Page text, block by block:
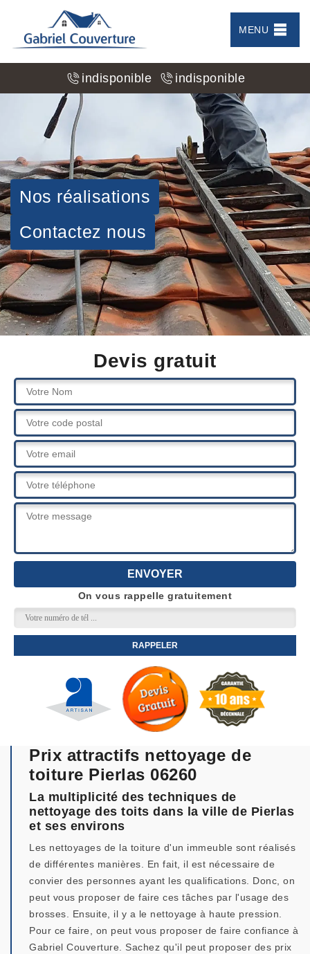
MENU
indisponible indisponible
Nos réalisations
Contactez nous
Devis gratuit
On vous rappelle gratuitement
Prix attractifs nettoyage de
toiture Pierlas 06260
La multiplicité des techniques de
nettoyage des toits dans la ville de Pierlas
et ses environs
Les nettoyages de la toiture d'un immeuble sont réalisés
de différentes manières. En fait, il est nécessaire de
convier des personnes ayant les qualifications. Donc, on
peut vous proposer de faire ces tâches par l'usage des
brosses. Ensuite, il y a le nettoyage à haute pression.
Pour ce faire, on peut vous proposer de faire confiance à
Gabriel Couverture. Sachez qu'il peut proposer des prix